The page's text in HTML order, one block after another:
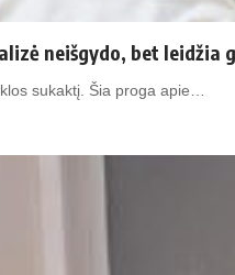
neišgydo, bet leidžia
sukaktį. Šia proga apie…